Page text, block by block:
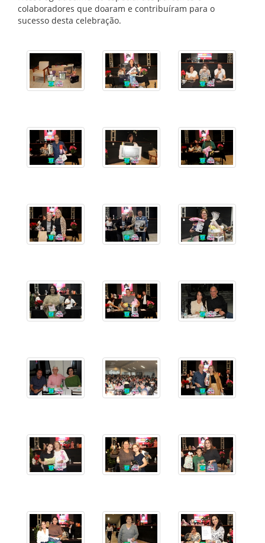
colaboradores que doaram e contribuíram para o
sucesso desta celebração.